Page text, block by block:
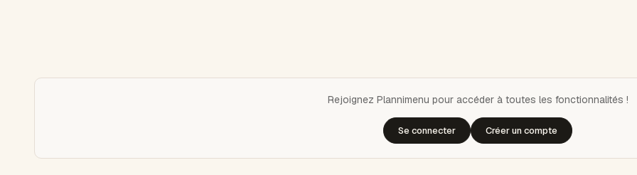
Rejoignez Plannimenu pour accéder à toutes les fonctionnalités !
Se connecter Créer un compte